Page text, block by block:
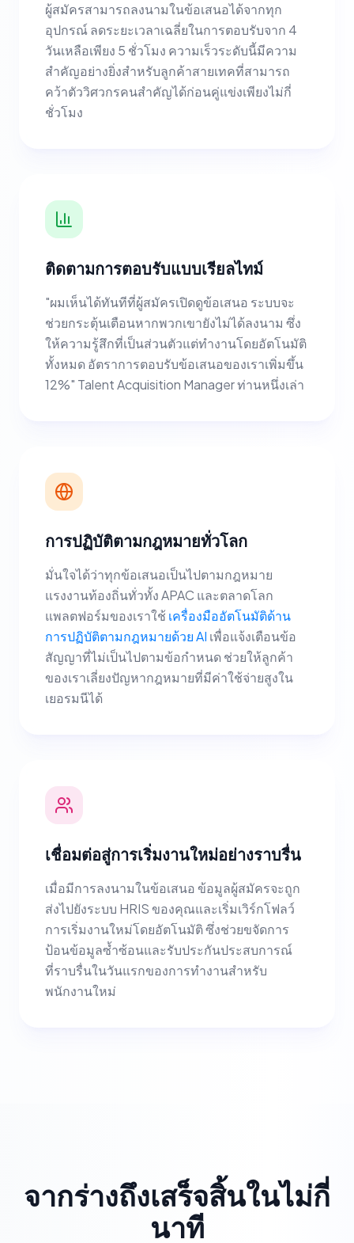
ผู้สมัครสามารถลงนามในข้อเสนอได้จากทุก
อุปกรณ์ ลดระยะเวลาเฉลี่ยในการตอบรับจาก 4
วันเหลือเพียง 5 ชั่วโมง ความเร็วระดับนี้มีความ
สำคัญอย่างยิ่งสำหรับลูกค้าสายเทคที่สามารถ
คว้าตัววิศวกรคนสำคัญได้ก่อนคู่แข่งเพียงไม่กี่
ชั่วโมง
ติดตามการตอบรับแบบเรียลไทม์
"ผมเห็นได้ทันทีที่ผู้สมัครเปิดดูข้อเสนอ ระบบจะ
ช่วยกระตุ้นเตือนหากพวกเขายังไม่ได้ลงนาม ซึ่ง
ให้ความรู้สึกที่เป็นส่วนตัวแต่ทำงานโดยอัตโนมัติ
ทั้งหมด อัตราการตอบรับข้อเสนอของเราเพิ่มขึ้น
12%" Talent Acquisition Manager ท่านหนึ่งเล่า
การปฏิบัติตามกฎหมายทั่วโลก
มั่นใจได้ว่าทุกข้อเสนอเป็นไปตามกฎหมาย
แรงงานท้องถิ่นทั่วทั้ง APAC และตลาดโลก
แพลตฟอร์มของเราใช้ เครื่องมืออัตโนมัติด้าน
การปฏิบัติตามกฎหมายด้วย AI เพื่อแจ้งเตือนข้อ
สัญญาที่ไม่เป็นไปตามข้อกำหนด ช่วยให้ลูกค้า
ของเราเลี่ยงปัญหากฎหมายที่มีค่าใช้จ่ายสูงใน
เยอรมนีได้
เชื่อมต่อสู่การเริ่มงานใหม่อย่างราบรื่น
เมื่อมีการลงนามในข้อเสนอ ข้อมูลผู้สมัครจะถูก
ส่งไปยังระบบ HRIS ของคุณและเริ่มเวิร์กโฟลว์
การเริ่มงานใหม่โดยอัตโนมัติ ซึ่งช่วยขจัดการ
ป้อนข้อมูลซ้ำซ้อนและรับประกันประสบการณ์
ที่ราบรื่นในวันแรกของการทำงานสำหรับ
พนักงานใหม่
จากร่างถึงเสร็จสิ้นในไม่กี่
นาที